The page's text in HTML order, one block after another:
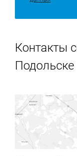
Контакты
Подольске